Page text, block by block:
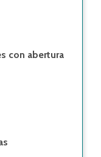
con abertura